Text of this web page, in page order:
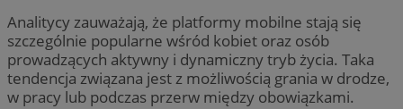
Analitycy zauważają, że platformy mobilne stają się
szczególnie popularne wśród kobiet oraz osób
prowadzących aktywny i dynamiczny tryb życia. Taka
tendencja związana jest z możliwością grania w drodze,
w pracy lub podczas przerw między obowiązkami.